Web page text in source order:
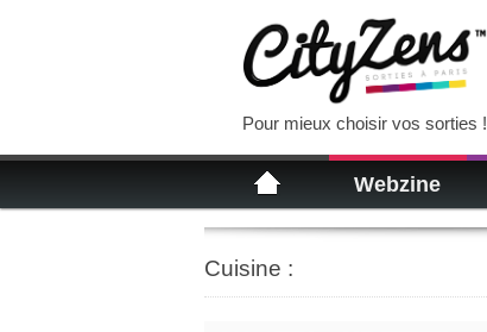
Pour mieux choisir vos sorties !
Webzine
Cuisine :